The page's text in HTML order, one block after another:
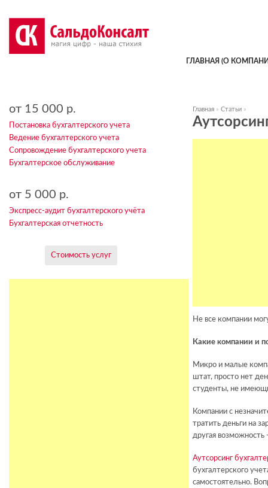
ГЛАВНАЯ (О
Главная » Статьи »
Не все компании
Какие компании и
Микро и малые
штат, просто нет
студенты, не
Компании с
тратить деньги на
другая возможность
Аутсорсинг
бухгалтерского
самостоятельно.
от 15 000 р.
Постановка бухгалтерского учета
Ведение бухгалтерского учета
Сопровождение бухгалтерского учета
Бухгалтерское обслуживание
от 5 000 р.
Экспресс-аудит бухгалтерского учёта
Бухгалтерская отчетность
Стоимость услуг